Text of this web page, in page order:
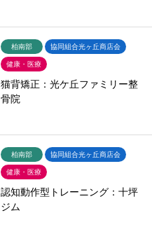
柏南部 協同組合光ヶ丘商店会
健康・医療
猫背矯正：光ケ丘ファミリー整
骨院
柏南部 協同組合光ヶ丘商店会
健康・医療
認知動作型トレーニング：十坪
ジム